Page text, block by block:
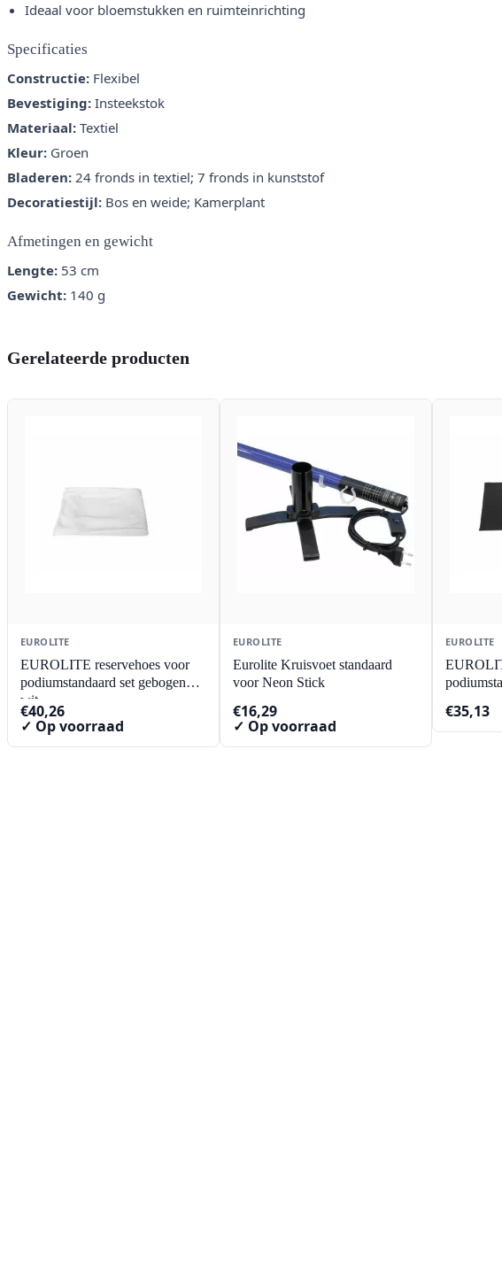
Ideaal voor bloemstukken en ruimteinrichting
Specificaties
Constructie: Flexibel
Bevestiging: Insteekstok
Materiaal: Textiel
Kleur: Groen
Bladeren: 24 fronds in textiel; 7 fronds in kunststof
Decoratiestijl: Bos en weide; Kamerplant
Afmetingen en gewicht
Lengte: 53 cm
Gewicht: 140 g
Gerelateerde producten
EUROLITE
EUROLITE reservehoes voor
podiumstandaard set gebogen
wit
€40,26
✓ Op voorraad
EUROLITE
Eurolite Kruisvoet standaard
voor Neon Stick
€16,29
✓ Op voorraad
EUROLITE
€35,13